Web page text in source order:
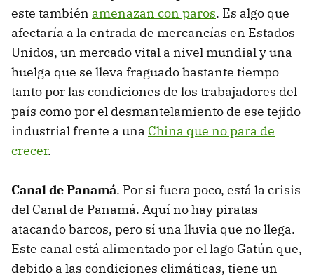
este también amenazan con paros. Es algo que
afectaría a la entrada de mercancías en Estados
Unidos, un mercado vital a nivel mundial y una
huelga que se lleva fraguado bastante tiempo
tanto por las condiciones de los trabajadores del
país como por el desmantelamiento de ese tejido
industrial frente a una China que no para de
crecer.
Canal de Panamá. Por si fuera poco, está la crisis
del Canal de Panamá. Aquí no hay piratas
atacando barcos, pero sí una lluvia que no llega.
Este canal está alimentado por el lago Gatún que,
debido a las condiciones climáticas, tiene un